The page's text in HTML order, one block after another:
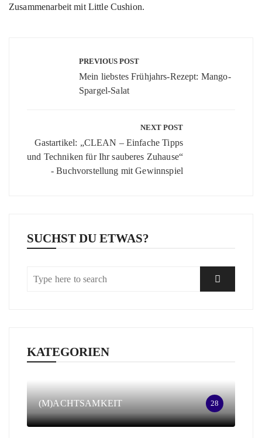
Zusammenarbeit mit Little Cushion.
PREVIOUS POST
Mein liebstes Frühjahrs-Rezept: Mango-
Spargel-Salat
NEXT POST
Gastartikel: „CLEAN – Einfache Tipps
und Techniken für Ihr sauberes Zuhause“
- Buchvorstellung mit Gewinnspiel
SUCHST DU ETWAS?
KATEGORIEN
(M)ACHTSAMKEIT 28